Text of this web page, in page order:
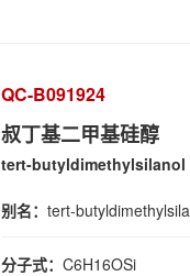
QC-B091924
叔丁基二甲基硅醇
tert-butyldimethylsilanol
别名： tert-
分子式： C6H16OSi